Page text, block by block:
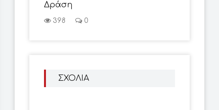
Δράση
398 0
ΣΧΟΛΙΑ